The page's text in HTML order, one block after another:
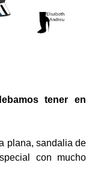
tener en
plana, sandalia de
con mucho